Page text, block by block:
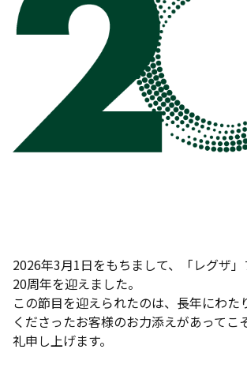
2026年3月1日をもちまして、「レグザ
20周年を迎えました。
この節目を迎えられたのは、長年にわた
くださったお客様のお力添えがあってこ
礼申し上げます。